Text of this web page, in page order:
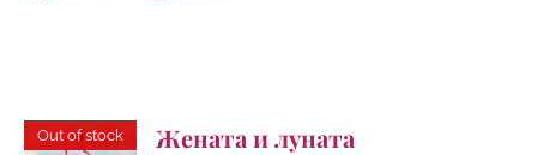
Out of stock Жената и луната